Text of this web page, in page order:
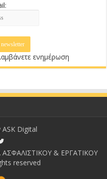
ενημέρωση
ASK Digital
& ΕΡΓΑΤΙΚΟΥ
reserved